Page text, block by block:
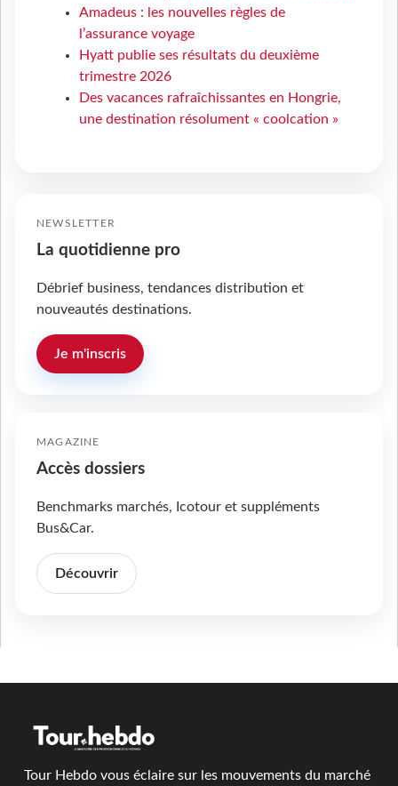
Amadeus : les nouvelles règles de
l’assurance voyage
Hyatt publie ses résultats du deuxième
trimestre 2026
Des vacances rafraîchissantes en Hongrie,
une destination résolument « coolcation »
NEWSLETTER
La quotidienne pro
Débrief business, tendances distribution et
nouveautés destinations.
Je m'inscris
MAGAZINE
Accès dossiers
Benchmarks marchés, Icotour et suppléments
Bus&Car.
Découvrir
Tour Hebdo vous éclaire sur les mouvements du marché